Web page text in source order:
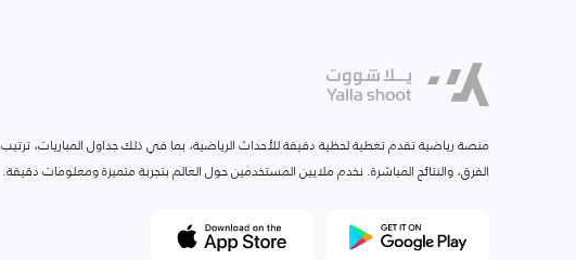
منصة رياضية تقدم تغطية لحظية دقيقة للأحداث الرياضية، بما في ذلك جداول المباريات، ترتيب
الفرق، والنتائج المباشرة. نخدم ملايين المستخدمين حول العالم بتجربة متميزة ومعلومات دقيقة.